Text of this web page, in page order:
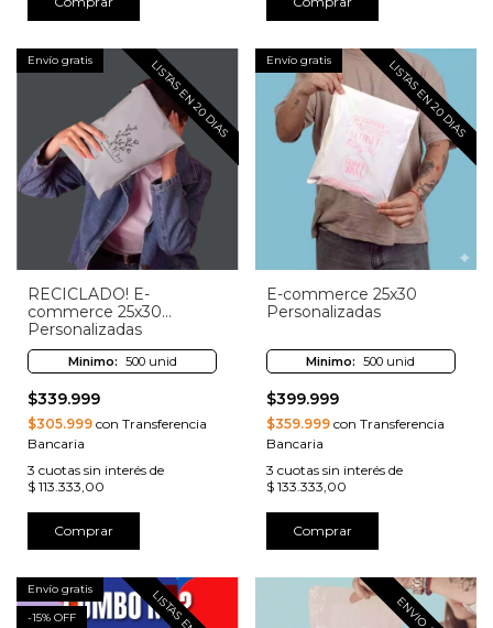
Envío gratis LISTAS EN 20 DIAS
RECICLADO! E-
commerce 25x30
Personalizadas
Minimo: 500 unid
$339.999
$305.999 con Transferencia
Bancaria
3 cuotas sin interés de
$ 113.333,00
Comprar
Envío gratis LISTAS EN 20 DIAS
E-commerce 25x30
Personalizadas
Minimo: 500 unid
$399.999
$359.999con Transferencia
Bancaria
3 cuotas sin interés de
$ 133.333,00
Comprar
Envío gratis
-15% OFF